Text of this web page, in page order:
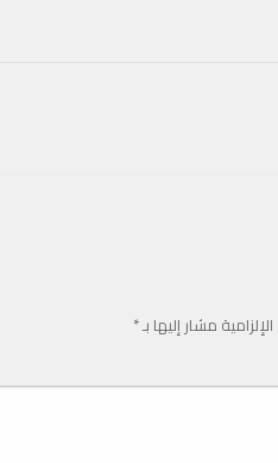
مشار إليها بـ*